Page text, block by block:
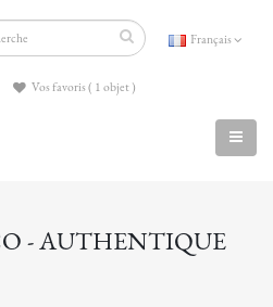
Français
Vos favoris ( 1 objet )
- AUTHENTIQUE